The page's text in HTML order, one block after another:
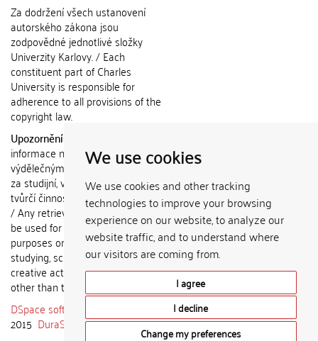
We use cookies
We use cookies and other tracking
technologies to improve your browsing
experience on our website, to analyze our
website traffic, and to understand where
our visitors are coming from.
I agree
I decline
Change my preferences
Za dodržení všech ustanovení
autorského zákona jsou
zodpovědné jednotlivé složky
Univerzity Karlovy. / Each
constituent part of Charles
University is responsible for
adherence to all provisions of the
copyright law.
Upozornění / Notice:
informace nemohou být použity k
výdělečným účelům nebo vydávány
za studijní, vědeckou nebo jinou
tvůrčí činnost jiné osoby než autora.
/ Any retrieved information shall not
be used for any commercial
purposes or claimed as results of
studying, scientific or any other
creative activities of any person
other than the author.
DSpace software
2015 DuraSpace